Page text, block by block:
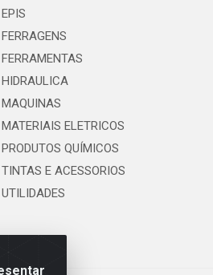
EPIS
FERRAGENS
FERRAMENTAS
HIDRAULICA
MAQUINAS
MATERIAIS ELETRICOS
PRODUTOS QUÍMICOS
TINTAS E ACESSORIOS
UTILIDADES